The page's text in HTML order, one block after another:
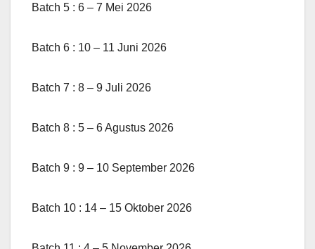
Batch 5 : 6 – 7 Mei 2026
Batch 6 : 10 – 11 Juni 2026
Batch 7 : 8 – 9 Juli 2026
Batch 8 : 5 – 6 Agustus 2026
Batch 9 : 9 – 10 September 2026
Batch 10 : 14 – 15 Oktober 2026